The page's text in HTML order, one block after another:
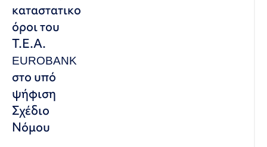
καταστατικοί
όροι του
Τ.Ε.Α.
EUROBANK
στο υπό
ψήφιση
Σχέδιο
Νόμου